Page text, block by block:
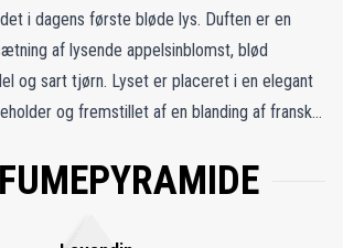
i dagens første bløde lys. Duften er en
af lysende appelsinblomst, blød
og sart tjørn. Lyset er placeret i en elegant
og fremstillet af en blanding af fransk
voks. Den flettede bomuldsvæge er
optimal duftkvalitet og en estimeret optimal